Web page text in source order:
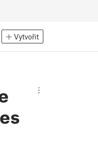
Vytvořit